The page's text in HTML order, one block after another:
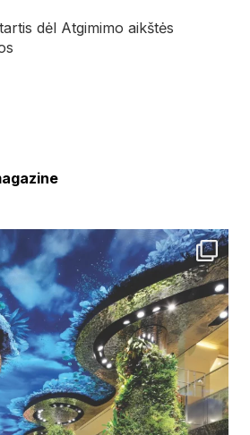
dėl Atgimimo aikštės